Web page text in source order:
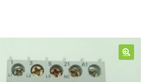
ÖFFNEN